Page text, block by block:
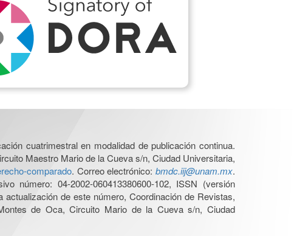
cuatrimestral en modalidad de publicación continua.
Maestro Mario de la Cueva s/n, Ciudad Universitaria,
comparado. Correo electrónico: bmdc.iij@unam.mx.
número: 04-2002-060413380600-102, ISSN (versión
de este número, Coordinación de Revistas,
de Oca, Circuito Mario de la Cueva s/n, Ciudad